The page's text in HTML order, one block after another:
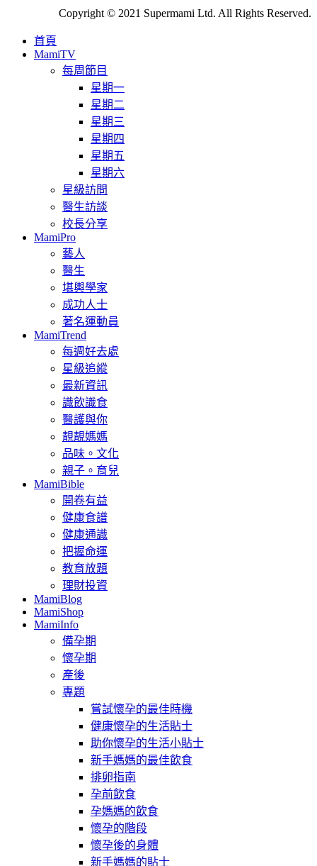
Copyright © 2021 Supermami Ltd. All Rights Reserved.
首頁
MamiTV
每周節目
星期一
星期二
星期三
星期四
星期五
星期六
星級訪問
醫生訪談
校長分享
MamiPro
藝人
醫生
堪輿學家
成功人士
著名運動員
MamiTrend
每週好去處
星級追縱
最新資訊
識飲識食
醫護與你
靚靚媽媽
品味。文化
親子。育兒
MamiBible
開卷有益
健康食譜
健康通識
把握命運
教育放題
理財投資
MamiBlog
MamiShop
MamiInfo
備孕期
懷孕期
產後
專題
嘗試懷孕的最佳時機
健康懷孕的生活貼士
助你懷孕的生活小貼士
新手媽媽的最佳飲食
排卵指南
孕前飲食
孕媽媽的飲食
懷孕的階段
懷孕後的身體
新手媽媽的貼士